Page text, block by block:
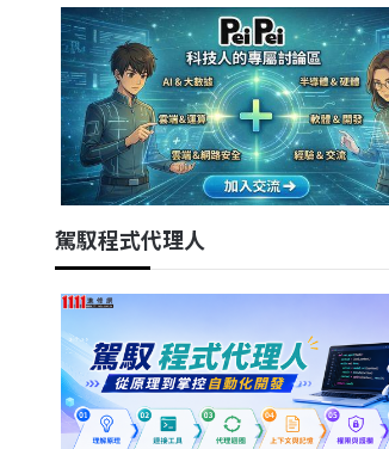
駕馭程式代理人